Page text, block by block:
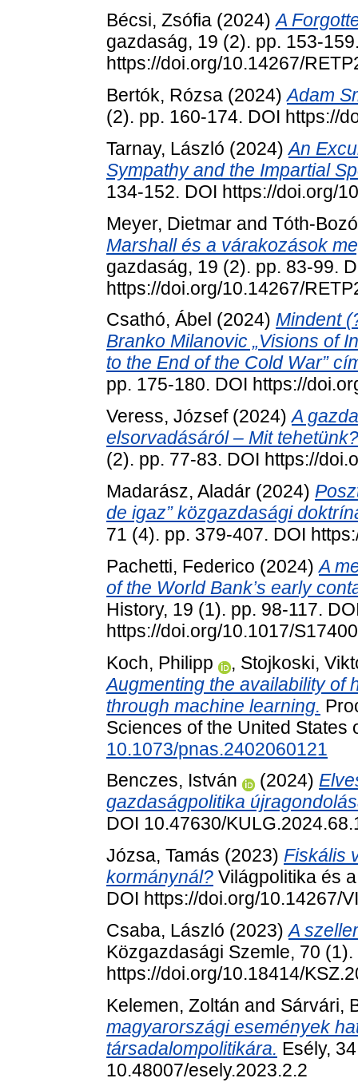
Bécsi, Zsófia (2024)A
gazdaság, 19 (2). pp. 153-
https://doi.org/10.14267/
Bertók, Rózsa (2024)Adam
(2). pp. 160-174. DOI https://
Tarnay, László (2024)An
Sympathy and the Impartial
134-152. DOI https://doi.org/
Meyer, Dietmar and Tóth-
Marshall és a várakozások
gazdaság, 19 (2). pp. 83-99.
https://doi.org/10.14267/
Csathó, Ábel (2024) Mindent
Branko Milanovic „Visions of
to the End of the Cold War”
pp. 175-180. DOI https://
Veress, József(2024)A
elsorvadásáról – Mit tehetünk?
(2). pp. 77-83. DOI https://
Madarász, Aladár (2024)
de igaz” közgazdasági
71 (4). pp. 379-407. DOI
Pachetti, Federico (2024)A
of the World Bank’s early
History, 19 (1). pp. 98-117.
https://doi.org/10.1017/
Koch, Philipp
, Stojkoski,
Augmenting the availability of
through machine learning.
Sciences of the United States
10.1073/pnas.2402060121
Benczes, István
(2024)
gazdaságpolitika
DOI 10.47630/
Józsa, Tamás (2023) Fiskális
kormánynál? Világpolitika és
DOI https://doi.org/10.14267/
Csaba, László (2023)A
Közgazdasági Szemle, 70
https://doi.org/10.18414/
Kelemen, Zoltán and Sárvári,
magyarországi események
társadalompolitikára. Esély,
10.48007/esely.2023.2.2